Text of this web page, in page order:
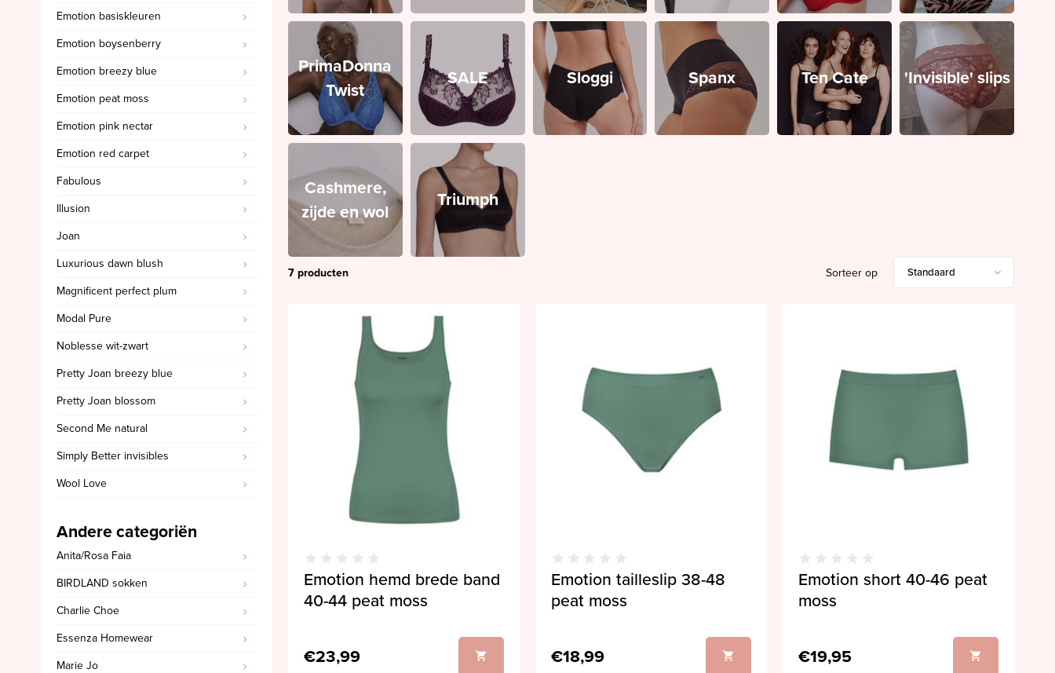
SALE
Sloggi
Spanx
Ten Cate
'Invisible' slips
Cashmere, zijde en wol
Triumph
SALE Marie Jo
SALE Marie Jo Swim
SALE Mey
SALE PrimaDonna
SALE PrimaDonna Twist
SALE PrimaDonna Swim
SALE Ten Cate
Emotion basiskleuren
Emotion boysenberry
Emotion breezy blue
Emotion peat moss
Emotion pink nectar
Emotion red carpet
Fabulous
Illusion
Joan
Luxurious dawn blush
Magnificent perfect plum
Modal Pure
Noblesse wit-zwart
Pretty Joan breezy blue
Pretty Joan blossom
Second Me natural
Simply Better invisibles
Wool Love
Andere categoriën
Anita/Rosa Faia
BIRDLAND sokken
Charlie Choe
Essenza Homewear
Marie Jo
PrimaDonna
Twist
SALE Sloggi Spanx Ten Cate 'Invisible' slips
Cashmere,
zijde en wol
Triumph
7 producten Sorteer op
Emotion hemd brede band
40-44 peat moss
€23,99
Emotion tailleslip 38-48
peat moss
€18,99
Emotion short 40-46 peat
moss
€19,95